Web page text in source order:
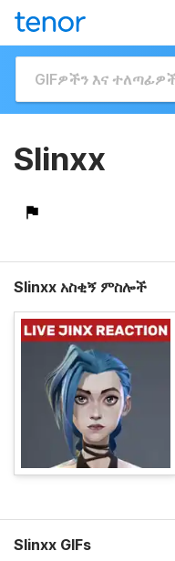
Slinxx
Slinxx አስቂኝ ምስሎች
Slinxx GIFs